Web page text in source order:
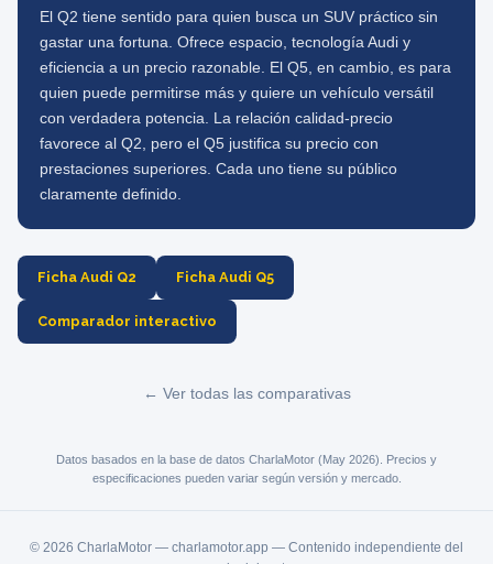
El Q2 tiene sentido para quien busca un SUV práctico sin
gastar una fortuna. Ofrece espacio, tecnología Audi y
eficiencia a un precio razonable. El Q5, en cambio, es para
quien puede permitirse más y quiere un vehículo versátil
con verdadera potencia. La relación calidad-precio
favorece al Q2, pero el Q5 justifica su precio con
prestaciones superiores. Cada uno tiene su público
claramente definido.
Ficha Audi Q2 Ficha Audi Q5
Comparador interactivo
← Ver todas las comparativas
Datos basados en la base de datos CharlaMotor (May 2026). Precios y
especificaciones pueden variar según versión y mercado.
© 2026 CharlaMotor — charlamotor.app — Contenido independiente del